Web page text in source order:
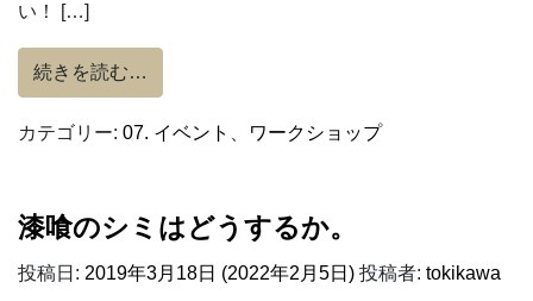
い！ […]
続きを読む…
カテゴリー: 07. イベント ワークショップ
漆喰のシミはどうするか。
投稿日: 2019年3月18日 (2022年2月5日) 投稿者: tokikawa